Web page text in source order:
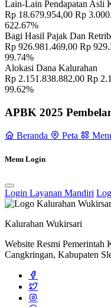
Kirab Budaya Serta Merti
Syukur Warga Kepada
Sosialisasi Sistem
Agustus 2022
Pemerintah Kalurahan
Administrasi PKK
Informasi Penyelenggaraan
Peningkatan Ketahanan
Farming System 01
Lain-Lain Pendapatan Asli
Rp 18.679.954,00 Rp
622.67%
Bagi Hasil Pajak Dan
Rp 926.981.469,00 Rp
99.74%
Alokasi Dana Kalurahan
Rp 2.151.838.882,00 Rp
99.62%
APBK 2025
Beranda Peta
Menu Login
Login Layanan Mandiri
Kalurahan Wukirsari
Website Resmi Pemerintah
Cangkringan, Kabupaten